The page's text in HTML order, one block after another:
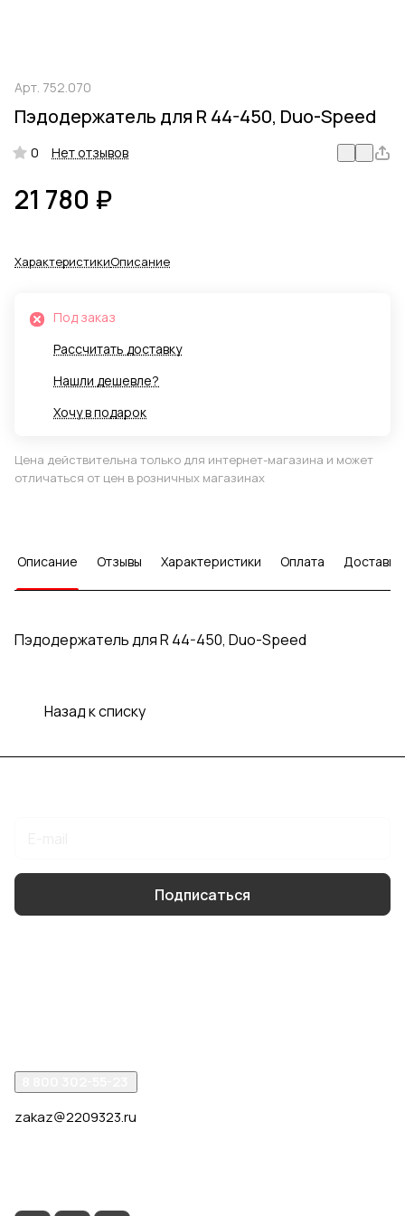
Арт. 752.070
Пэдодержатель для R 44-450, Duo-Speed
0 Нет отзывов
21 780 ₽
ХарактеристикиОписание
Под заказ
Рассчитать доставку
Нашли дешевле?
Хочу в подарок
Цена действительна только для интернет-магазина и может
отличаться от цен в розничных магазинах
Описание Отзывы Характеристики Оплата Доставка
Пэдодержатель для R 44-450, Duo-Speed
Назад к списку
Подписаться
zakaz@2209323.ru